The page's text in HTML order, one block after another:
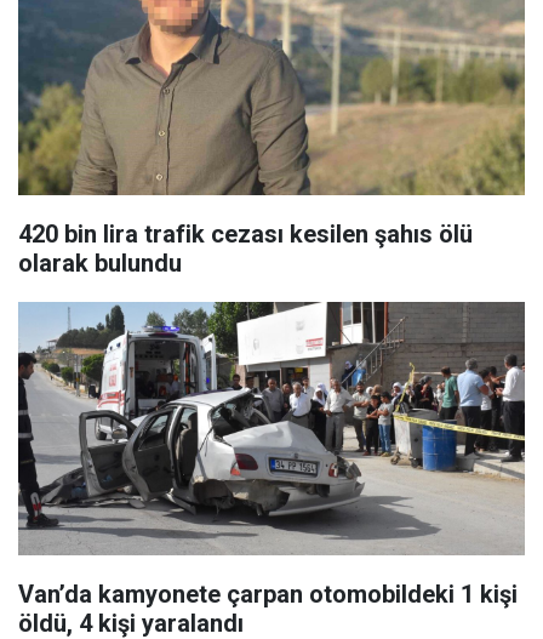
420 bin lira trafik cezası kesilen şahıs ölü
olarak bulundu
Van’da kamyonete çarpan otomobildeki 1 kişi
öldü, 4 kişi yaralandı